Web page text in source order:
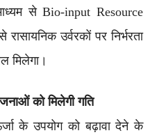
से Bio-input Resource
उर्वरकों पर निर्भरता
मिलेगा।
को मिलेगी गति
के उपयोग को बढ़ावा देने के